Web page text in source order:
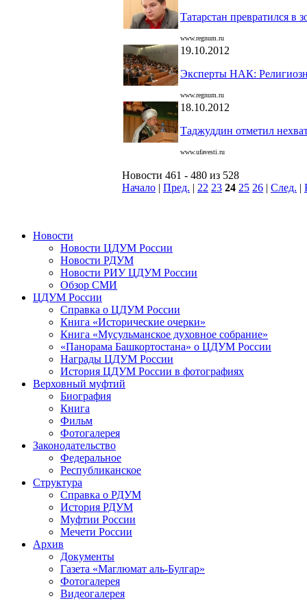
Татарстан превратился в
www.regnum.ru
19.10.2012
Эксперты НАК:
www.regnum.ru
18.10.2012
Таджуддин отметил
www.ufavesti.ru
Новости 461 - 480 из 528
Начало | Пред. | 22 23 24 25 26 | След. |
Новости
Новости ЦДУМ России
Новости РДУМ
Новости РИУ ЦДУМ России
Обзор СМИ
ЦДУМ России
Справка о ЦДУМ России
Книга «Исторические очерки»
Книга «Мусульманское духовное собрание»
«Панорама Башкортостана» о ЦДУМ России
Награды ЦДУМ России
История ЦДУМ России в фотографиях
Верховный муфтий
Биография
Книга
Фильм
Фотогалерея
Законодательство
Федеральное
Республиканское
Структура
Справка о РДУМ
История РДУМ
Муфтии России
Мечети России
Архив
Документы
Газета «Маглюмат аль-Булгар»
Фотогалерея
Видеогалерея